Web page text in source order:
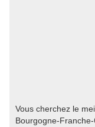
Vous cherchez le
Bourgogne-